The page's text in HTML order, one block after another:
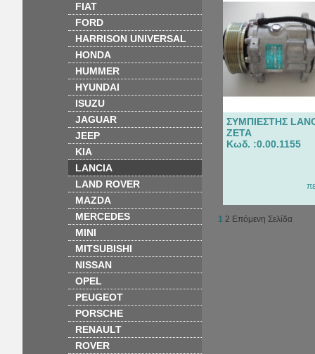
FIAT
FORD
HARRISON UNIVERSAL
HONDA
HUMMER
HYUNDAI
ISUZU
JAGUAR
JEEP
KIA
LANCIA
LAND ROVER
MAZDA
MERCEDES
MINI
MITSUBISHI
NISSAN
OPEL
PEUGEOT
PORSCHE
RENAULT
ROVER
ΣΥΜΠΙΕΣΤΗΣ
ZETA
Κωδ. :0.00.1155
1 2 Επόμενη Σελίδα